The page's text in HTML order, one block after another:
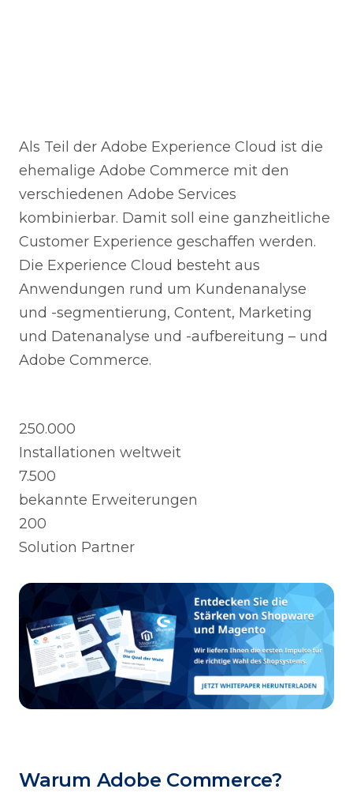
Als Teil der Adobe Experience Cloud ist die
ehemalige Adobe Commerce mit den
verschiedenen Adobe Services
kombinierbar. Damit soll eine ganzheitliche
Customer Experience geschaffen werden.
Die Experience Cloud besteht aus
Anwendungen rund um Kundenanalyse
und -segmentierung, Content, Marketing
und Datenanalyse und -aufbereitung – und
Adobe Commerce.
250.000
Installationen weltweit
7.500
bekannte Erweiterungen
200
Solution Partner
Warum Adobe Commerce?